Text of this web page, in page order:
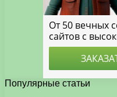
Популярные статьи